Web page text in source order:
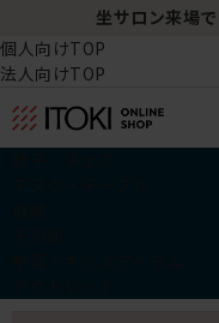
坐サロン来場で
個人向けTOP
法人向けTOP